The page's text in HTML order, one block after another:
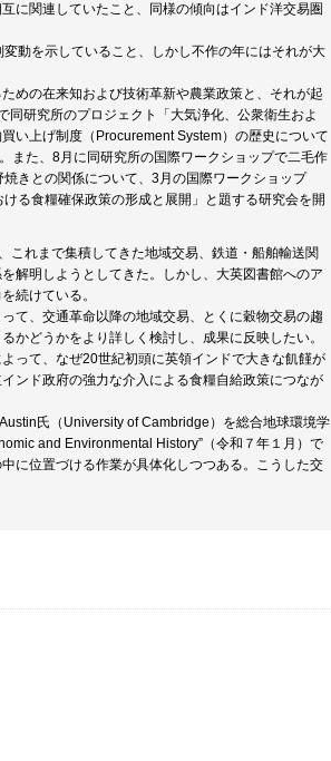
に関連していたこと、同様の傾向はインド洋交易圏
動を示していること、しかし不作の年にはそれが大
めの在来知および技術革新や農業政策と、それが起
研究所のプロジェクト「大気浄化、公衆衛生およ
い上げ制度（Procurement System）の歴史について
また、8月に同研究所の国際ワークショップで二毛作
きとの関係について、3月の国際ワークショップ
る食糧確保政策の形成と展開」と題する研究会を開
これまで集積してきた地域交易、鉄道・船舶輸送関
解明しようとしてきた。しかし、大英図書館へのア
続けている。
て、交通革命以降の地域交易、とくに穀物交易の趨
かどうかをより詳しく検討し、成果に反映したい。
って、なぜ20世紀初頭に英領インドで大きな飢饉が
ンド政府の強力な介入による食糧自給政策につなが
氏（University of Cambridge）を総合地球環境学
and Environmental History”（令和７年１月）で
に位置づける作業が具体化しつつある。こうした交